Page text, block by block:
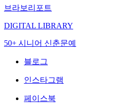
브라보리포트
DIGITAL LIBRARY
50+ 시니어 신춘문예
블로그
인스타그램
페이스북